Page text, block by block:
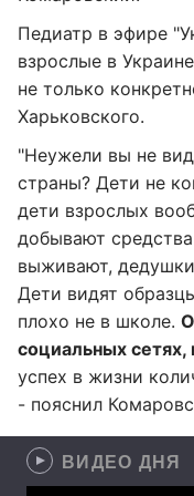
Педиатр в эфире
взрослые в
не только
Харьковского.
"Неужели вы не
страны? Дети не
дети взрослых
добывают
выживают,
Дети видят
плохо не в школе.
социальных сетях,
успех в жизни
- пояснил
ВИДЕО ДНЯ